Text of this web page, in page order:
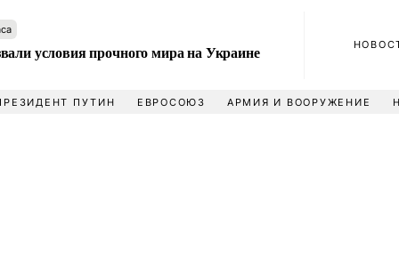
условия прочного мира на Украине
ПУТИН ЕВРОСОЮЗ АРМИЯ И ВООРУЖЕНИЕ